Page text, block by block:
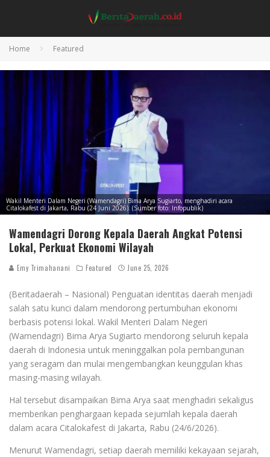
Home Featured
Wakil Menteri Dalam Negeri (Wamendagri) Bima Arya Sugiarto, menghadiri acara
Citalokafest di Jakarta, Rabu (24 Juni 2026). (Sumber foto: Infopublik)
Wamendagri Dorong Kepala Daerah Angkat Potensi
Lokal, Perkuat Ekonomi Wilayah
Emy Trimahanani Featured June 25, 2026
(Beritadaerah – Nasional) Penguatan identitas daerah menjadi
salah satu kunci dalam mendorong pertumbuhan ekonomi
berbasis potensi lokal. Wakil Menteri Dalam Negeri
(Wamendagri) Bima Arya Sugiarto mendorong seluruh kepala
daerah di Indonesia untuk meninggalkan pola pembangunan
yang seragam dan mulai mengembangkan keunggulan khas
masing-masing wilayah.
Hal tersebut disampaikan Bima Arya saat menghadiri sekaligus
memberikan penghargaan kepada sejumlah kepala daerah
dalam acara Citalokafest di Jakarta, Rabu (24/6/2026).
Menurut Wamendagri, setiap daerah memiliki kekayaan sejarah,